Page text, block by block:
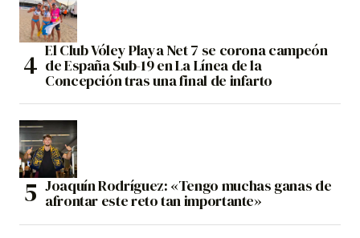
El Club Vóley Playa Net 7 se corona campeón
de España Sub-19 en La Línea de la
Concepción tras una final de infarto
Joaquín Rodríguez: «Tengo muchas ganas de
afrontar este reto tan importante»